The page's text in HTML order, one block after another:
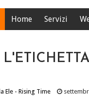
Home Servizi
la Ele - Rising Time